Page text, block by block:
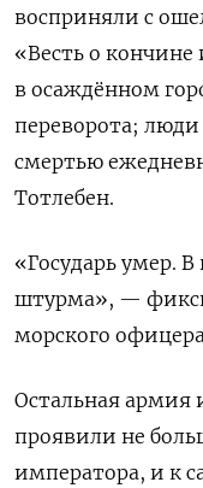
восприняли с
«Весть о кончине
в осаждённом
переворота;
смертью
Тотлебен.
«Государь умер.
штурма», —
морского
Остальная армия
проявили не
императора, и к